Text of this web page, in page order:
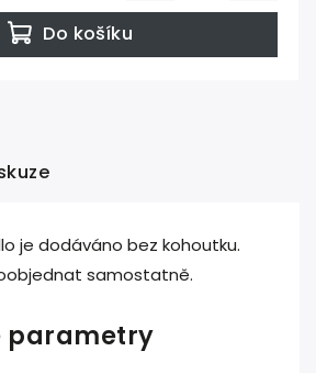
Do košíku
je dodáváno bez kohoutku.
samostatně.
parametry